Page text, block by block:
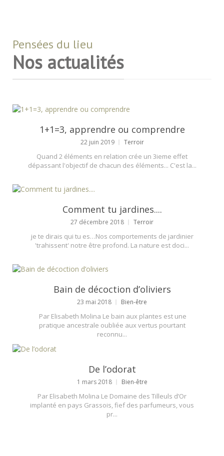
Pensées du lieu
Nos actualités
1+1=3, apprendre ou comprendre
22 juin 2019 Terroir
Quand 2 éléments en relation crée un 3ieme effet
dépassant l'objectif de chacun des éléments... C'est la...
Comment tu jardines....
27 décembre 2018 Terroir
je te dirais qui tu es…Nos comportements de jardinier
'trahissent' notre être profond. La nature est doci...
Bain de décoction d’oliviers
23 mai 2018 Bien-être
Par Elisabeth Molina Le bain aux plantes est une
pratique ancestrale oubliée aux vertus pourtant
reconnu...
De l’odorat
1 mars 2018 Bien-être
Par Elisabeth Molina Le Domaine des Tilleuls d’Or
implanté en pays Grassois, fief des parfumeurs, vous
pr...